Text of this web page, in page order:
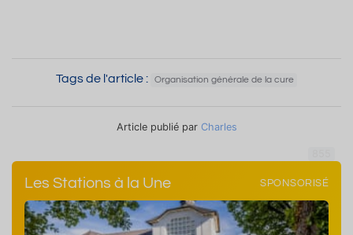
Tags de l'article : Organisation générale de la cure
Article publié par Charles
Les Stations à la Une SPONSORISÉ